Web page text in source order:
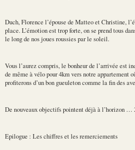
Duch, Florence l’épouse de Matteo et Christine,
place. L’émotion est trop forte, on se prend tous
le long de nos joues roussies par le soleil.
Vous l’aurez compris, le bonheur de l’arrivée est
de même à vélo pour 4km vers notre appartement
profiterons d’un bon gueuleton comme la fin des
De nouveaux objectifs pointent déjà à l’horizon
Epilogue : Les chiffres et les remerciements